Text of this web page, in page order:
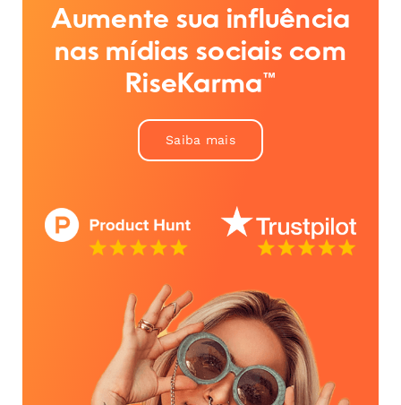
Aumente sua influência
nas mídias sociais com
RiseKarma™
Saiba mais